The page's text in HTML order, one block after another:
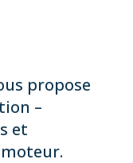
propose
–
et